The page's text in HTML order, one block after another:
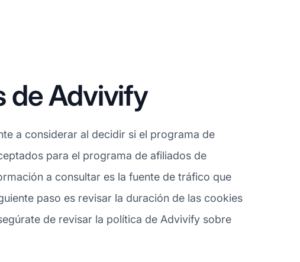
de Advivify
a considerar al decidir si el programa de
para el programa de afiliados de
a consultar es la fuente de tráfico que
paso es revisar la duración de las cookies
de revisar la política de Advivify sobre